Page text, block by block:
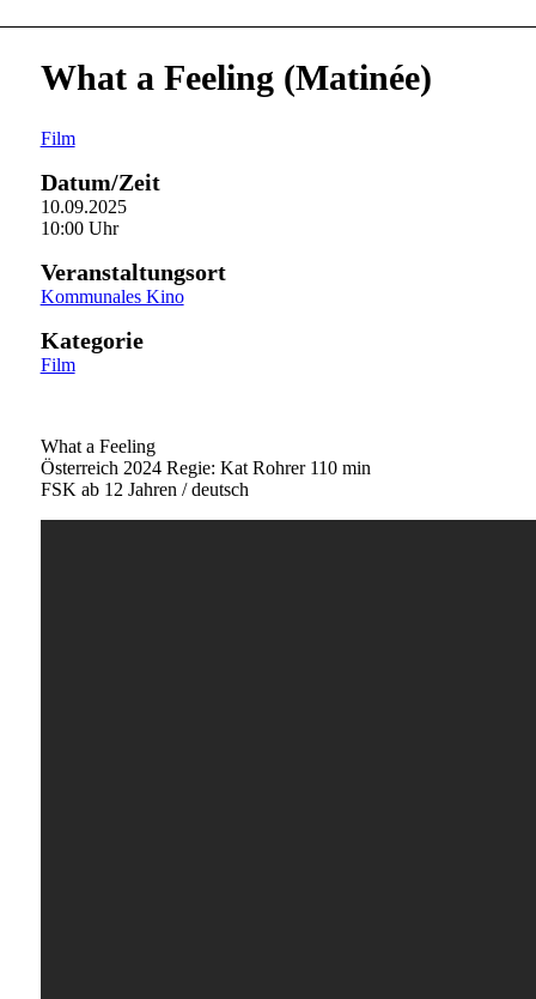
What a Feeling (Matinée)
Film
Datum/Zeit
10.09.2025
10:00 Uhr
Veranstaltungsort
Kommunales Kino
Kategorie
Film
What a Feeling
Österreich 2024 Regie: Kat Rohrer 110 min
FSK ab 12 Jahren / deutsch